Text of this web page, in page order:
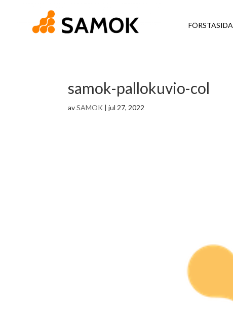
FÖRSTASIDA
samok-pallokuvio-col
avSAMOK |jul 27, 2022